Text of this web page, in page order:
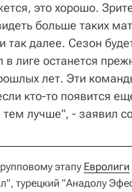
это хорошо.
больше таких
далее. Сезон
лиге останется
лет. Эти
кто-то появится
лучше", - заявил
этапу Евролиги
турецкий "Анадолу